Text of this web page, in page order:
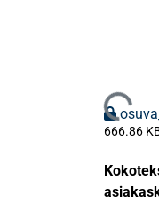
Ladataan...
666.86